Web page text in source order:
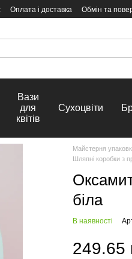
Оплата і доставка Обмін та
Вази
для
квітів
Сухоцвіти
Майстерня
Шляпні коробки з
біла
В наявності
249.65